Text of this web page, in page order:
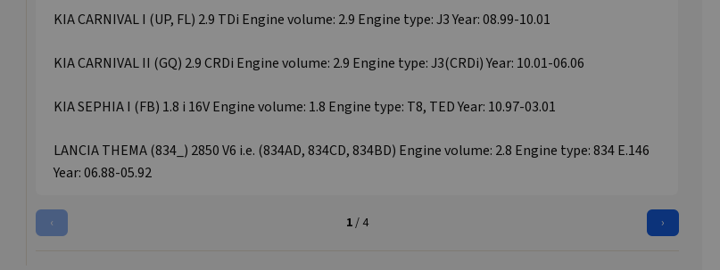
KIA CARNIVAL I (UP, FL) 2.9 TDi Engine volume: 2.9 Engine type: J3 Year: 08.99-10.01
KIA CARNIVAL II (GQ) 2.9 CRDi Engine volume: 2.9 Engine type: J3(CRDi) Year: 10.01-06.06
KIA SEPHIA I (FB) 1.8 i 16V Engine volume: 1.8 Engine type: T8, TED Year: 10.97-03.01
LANCIA THEMA (834_) 2850 V6 i.e. (834AD, 834CD, 834BD) Engine volume: 2.8 Engine type: 834 E.146
Year: 06.88-05.92
‹ 1/ 4 ›